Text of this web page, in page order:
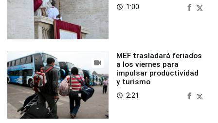
access_time 1:00
MEF trasladará feriados
a los viernes para
impulsar productividad
y turismo
access_time 2:21